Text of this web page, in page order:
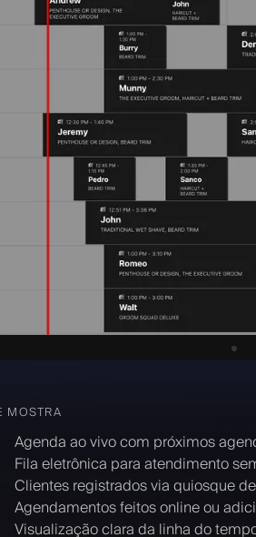
MOSTRA
Agenda ao vivo com próximos
Fila eletrônica para atendimento
Clientes registrados via quiosque
Agendamentos feitos online ou
Visualização clara da linha do